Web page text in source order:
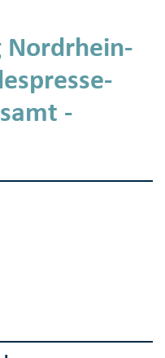
Nordrhein-
-